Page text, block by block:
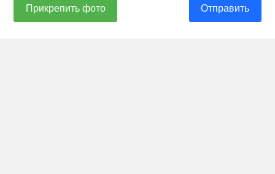
Прикрепить фото Отправить